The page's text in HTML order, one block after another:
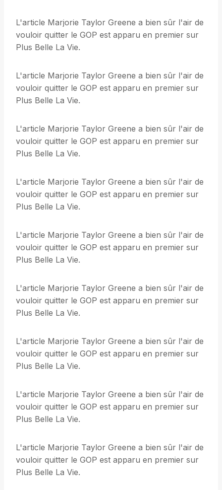
L'article Marjorie Taylor Greene a bien sûr l'air de
vouloir quitter le GOP est apparu en premier sur
Plus Belle La Vie.
L'article Marjorie Taylor Greene a bien sûr l'air de
vouloir quitter le GOP est apparu en premier sur
Plus Belle La Vie.
L'article Marjorie Taylor Greene a bien sûr l'air de
vouloir quitter le GOP est apparu en premier sur
Plus Belle La Vie.
L'article Marjorie Taylor Greene a bien sûr l'air de
vouloir quitter le GOP est apparu en premier sur
Plus Belle La Vie.
L'article Marjorie Taylor Greene a bien sûr l'air de
vouloir quitter le GOP est apparu en premier sur
Plus Belle La Vie.
L'article Marjorie Taylor Greene a bien sûr l'air de
vouloir quitter le GOP est apparu en premier sur
Plus Belle La Vie.
L'article Marjorie Taylor Greene a bien sûr l'air de
vouloir quitter le GOP est apparu en premier sur
Plus Belle La Vie.
L'article Marjorie Taylor Greene a bien sûr l'air de
vouloir quitter le GOP est apparu en premier sur
Plus Belle La Vie.
L'article Marjorie Taylor Greene a bien sûr l'air de
vouloir quitter le GOP est apparu en premier sur
Plus Belle La Vie.